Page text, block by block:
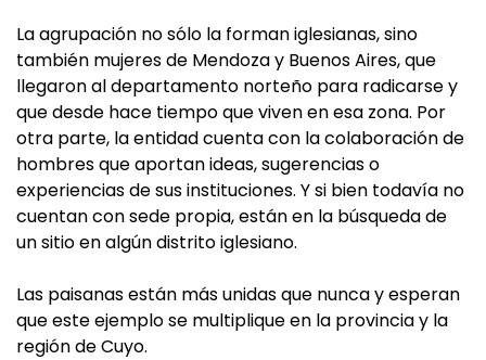
La agrupación no sólo la forman iglesianas, sino
también mujeres de Mendoza y Buenos Aires, que
llegaron al departamento norteño para radicarse y
que desde hace tiempo que viven en esa zona. Por
otra parte, la entidad cuenta con la colaboración de
hombres que aportan ideas, sugerencias o
experiencias de sus instituciones. Y si bien todavía no
cuentan con sede propia, están en la búsqueda de
un sitio en algún distrito iglesiano.
Las paisanas están más unidas que nunca y esperan
que este ejemplo se multiplique en la provincia y la
región de Cuyo.